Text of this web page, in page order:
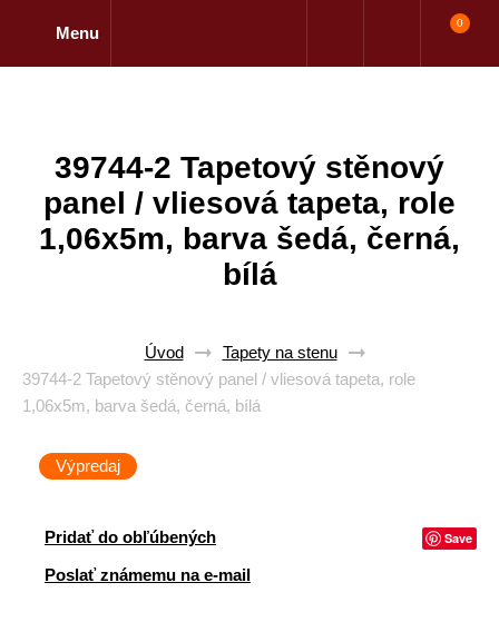
Menu
0
39744-2 Tapetový stěnový
panel / vliesová tapeta, role
1,06x5m, barva šedá, černá,
bílá
Úvod
Tapety na stenu
39744-2 Tapetový stěnový panel / vliesová tapeta, role
1,06x5m, barva šedá, černá, bílá
Výpredaj
Pridať do obľúbených Save
Poslať známemu na e-mail